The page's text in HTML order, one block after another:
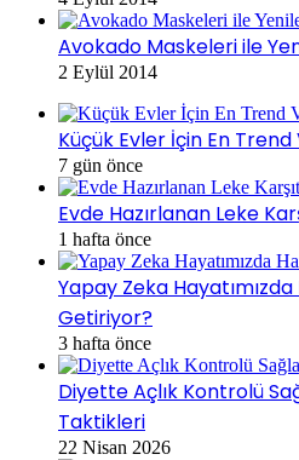
Avokado Maskeleri ile
2 Eylül 2014
Küçük Evler İçin En
7 gün önce
Evde Hazırlanan Leke
1 hafta önce
Yapay Zeka
Getiriyor?
3 hafta önce
Diyette Açlık Kontrolü
Taktikleri
22 Nisan 2026